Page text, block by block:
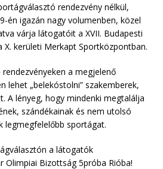
rendezvény nélkül,
én igazán nagy volumenben, közel
várja látogatóit a XVII. Budapesti
X. kerületi Merkapt Sportközpontban.
a megjelenő
lehet „belekóstolni” szakemberek,
A lényeg, hogy mindenki megtalálja
szándékainak és nem utolsó
legmegfelelőbb sportágat.
a látogatók
Olimpiai Bizottság 5próba Rióba!